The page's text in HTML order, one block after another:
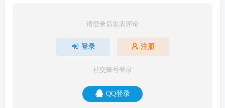
请登录后发表评论
登录 注册
社交账号登录
QQ登录